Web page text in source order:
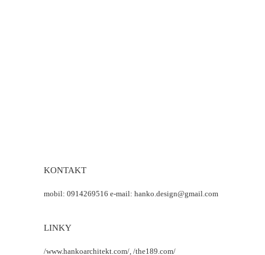
KONTAKT
mobil: 0914269516 e-mail: hanko.design@gmail.com
LINKY
/www.hankoarchitekt.com/, /the189.com/